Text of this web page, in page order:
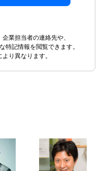
業担当者の連絡先や、
特記情報を閲覧できます。
り異なります。